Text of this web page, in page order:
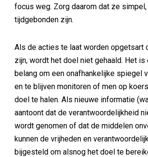
focus weg. Zorg daarom dat ze
tijdgebonden zijn.
Als de acties te laat worden opgetsart
zijn, wordt het doel niet gehaald. Het is
belang om een onafhankelijke spiegel
en te blijven monitoren of men op
doel te halen. Als nieuwe informatie
aantoont dat de verantwoordelijkheid
wordt genomen of dat de middelen
kunnen de vrijheden en
bijgesteld om alsnog het doel te